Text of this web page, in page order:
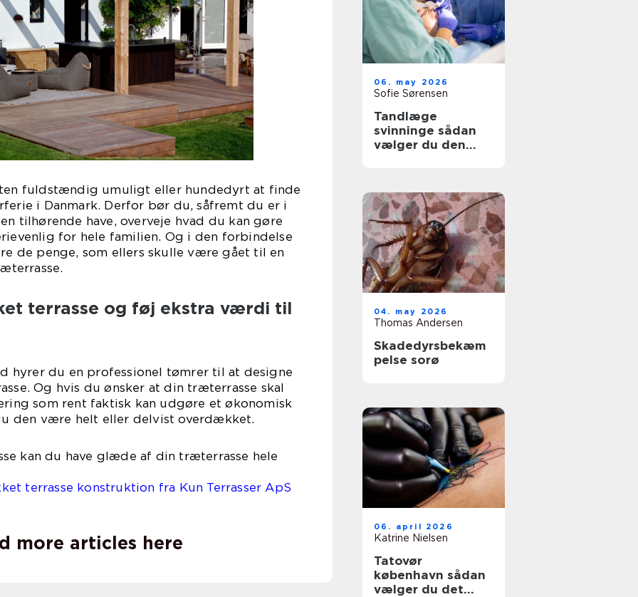
fuldstændig umuligt eller hundedyrt at finde
i Danmark. Derfor bør du, såfremt du er i
tilhørende have, overveje hvad du kan gøre
for hele familien. Og i den forbindelse
de penge, som ellers skulle være gået til en
terrasse og føj ekstra værdi til
hyrer du en professionel tømrer til at designe
Og hvis du ønsker at din træterrasse skal
som rent faktisk kan udgøre et økonomisk
den være helt eller delvist overdækket.
kan du have glæde af din træterrasse hele
terrasse konstruktion fra Kun Terrasser ApS
more articles here
06. may 2026
Sofie Sørensen
Tandlæge
svinninge sådan
vælger du den
04. may 2026
Thomas Andersen
Skadedyrsbekæm
pelse sorø
06. april 2026
Katrine Nielsen
Tatovør
københavn sådan
vælger du det